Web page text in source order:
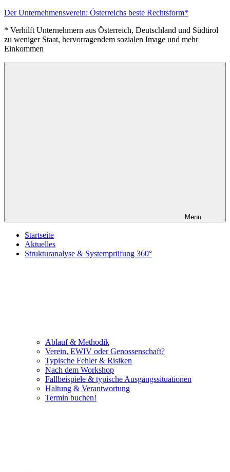
Zum
springen
Der Unternehmensverein: Österreichs beste Rechtsform*
* Verhilft Unternehmern aus Österreich, Deutschland und Südtirol
zu weniger Staat, hervorragendem sozialen Image und mehr
Einkommen
Menü
Startseite
Aktuelles
Strukturanalyse & Systemprüfung 360°
Ablauf & Methodik
Verein, EWIV oder Genossenschaft?
Typische Fehler & Risiken
Nach dem Workshop
Fallbeispiele & typische Ausgangssituationen
Haltung & Verantwortung
Termin buchen!